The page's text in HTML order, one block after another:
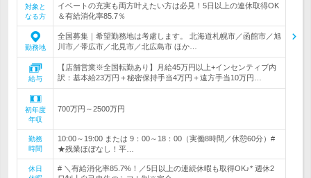
対象と
なる方
イベートの充実も両方叶えたい方は必見！5日以上の連休取得OK
＆有給消化率85.7％
勤務地
全国募集｜希望勤務地は考慮します。 北海道札幌市／函館市／旭
川市／帯広市／北見市／北広島市 ほか…
給与
【店舗営業※全国転勤あり】月給45万円以上+インセンティブ内
訳：基本給23万円＋秘密保持手当4万円＋遠方手当10万円…
初年度
年収
700万円～2500万円
勤務
時間
10:00～19:00 または 9：00～18：00（実働8時間／休憩60分）#
★残業ほぼなし！平…
休日
# ＼有給消化率85.7%！／5日以上の連続休暇も取得OK♪* 週休2